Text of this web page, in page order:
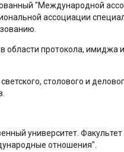
"Международной
ассоциации
области протокола,
столового и
университет.
отношения".